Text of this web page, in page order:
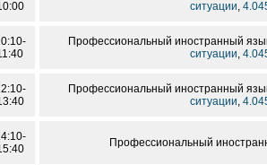
ситуации,
Профессиональный иностранный
ситуации,
Профессиональный иностранный
ситуации,
Профессиональный